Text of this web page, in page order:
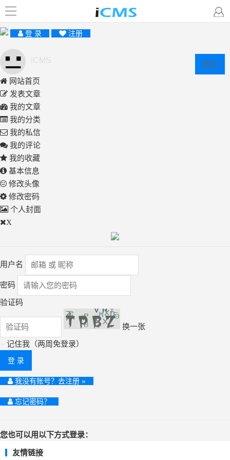
登 录 注册
登出
网站首页
发表文章
我的文章
我的分类
我的私信
我的评论
我的收藏
基本信息
修改头像
修改密码
个人封面
X
用户名
密码
验证码
换一张
记住我（两周免登录）
登 录
我没有账号？去注册 »
忘记密码？
您也可以用以下方式登录：
友情链接